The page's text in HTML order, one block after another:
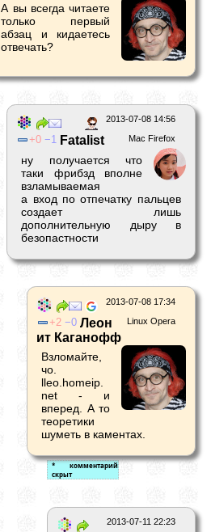
А вы всегда читаете
только первый
абзац и кидаетесь
отвечать?
2013-07-08 14:56
Mac Firefox
0 1 Fatalist
ну получается что
таки фрибзд вполне
взламываемая
а вход по отпечатку пальцев
создает лишь
дополнительную дыру в
безопастности
2013-07-08 17:34
Linux Opera
2 0 Леон
ит Каганофф
Взломайте,
чо.
lleo.homeip.
net - и
вперед. А то
теоретики
шуметь в каментах.
2013-07-11 22:23